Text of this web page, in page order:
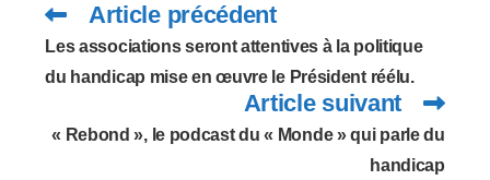
Read
more
articles
Article précédent
Les associations seront attentives à la politique
du handicap mise en œuvre le Président réélu.
Article suivant
« Rebond », le podcast du « Monde » qui parle du
handicap